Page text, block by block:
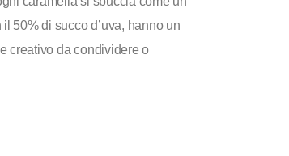
50% di succo d’uva, hanno un
creativo da condividere o